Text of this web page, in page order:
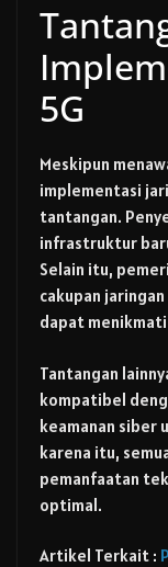
5G
Meskipun
implementasi
tantangan.
infrastruktur
Selain itu,
cakupan
dapat menikmati
Tantangan
kompatibel
keamanan siber
karena itu,
pemanfaatan
optimal.
Artikel Terkait :